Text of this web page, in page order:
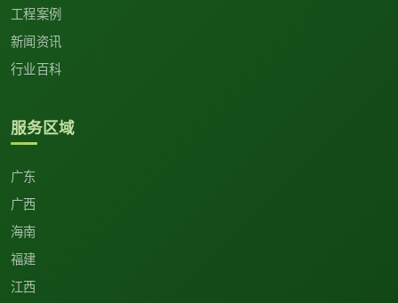
工程案例
新闻资讯
行业百科
服务区域
广东
广西
海南
福建
江西